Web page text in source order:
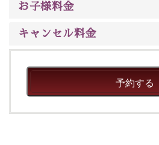
お子様料金
キャンセル料金
予約する